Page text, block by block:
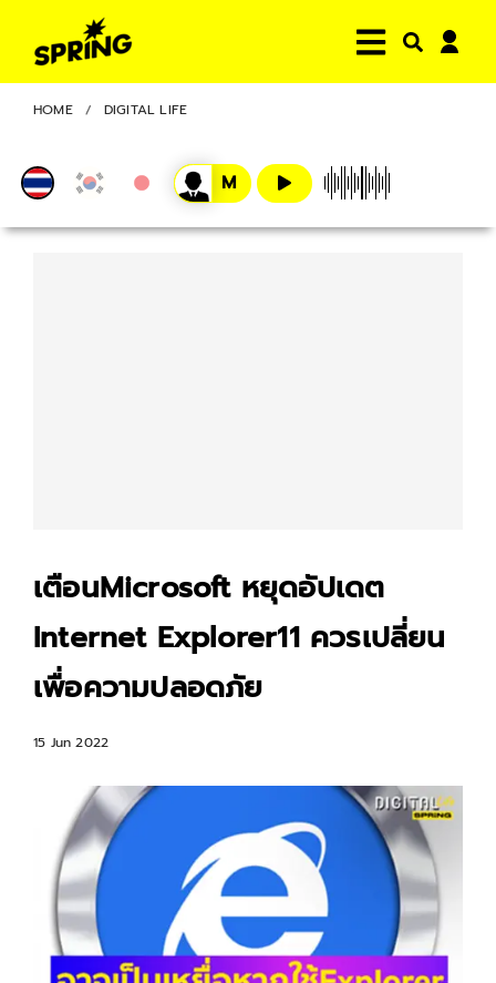
HOME DIGITAL LIFE
เตือนMicrosoft หยุดอัปเดต
Internet Explorer11 ควรเปลี่ยน
เพื่อความปลอดภัย
15 Jun 2022